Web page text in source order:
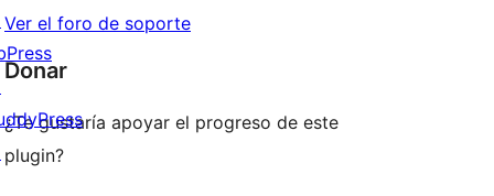
Ver el foro de soporte
Donar
¿Te gustaría apoyar el progreso de este
plugin?